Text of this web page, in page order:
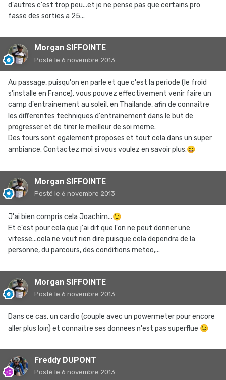
d'autres c'est trop peu...et je ne pense pas que certains pro
fasse des sorties a 25...
Morgan SIFFOINTE
Posté le 6 novembre 2013
Au passage, puisqu'on en parle et que c'est la periode (le froid
s'installe en France), vous pouvez effectivement venir faire un
camp d'entrainement au soleil, en Thailande, afin de connaitre
les differentes techniques d'entrainement dans le but de
progresser et de tirer le meilleur de soi meme.
Des tours sont egalement proposes et tout cela dans un super
ambiance. Contactez moi si vous voulez en savoir plus.😄
Morgan SIFFOINTE
Posté le 6 novembre 2013
J'ai bien compris cela Joachim...😉
Et c'est pour cela que j'ai dit que l'on ne peut donner une
vitesse...cela ne veut rien dire puisque cela dependra de la
personne, du parcours, des conditions meteo,...
Morgan SIFFOINTE
Posté le 6 novembre 2013
Dans ce cas, un cardio (couple avec un powermeter pour encore
aller plus loin) et connaitre ses donnees n'est pas superflue 😉
Freddy DUPONT
Posté le 6 novembre 2013